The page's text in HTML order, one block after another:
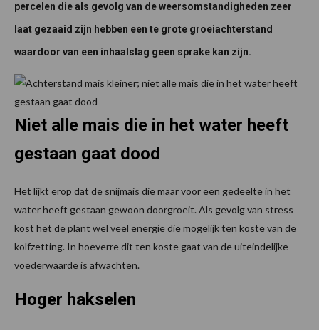
percelen die als gevolg van de weersomstandigheden zeer
laat gezaaid zijn hebben een te grote groeiachterstand
waardoor van een inhaalslag geen sprake kan zijn.
Niet alle mais die in het water heeft
gestaan gaat dood
Het lijkt erop dat de snijmais die maar voor een gedeelte in het
water heeft gestaan gewoon doorgroeit. Als gevolg van stress
kost het de plant wel veel energie die mogelijk ten koste van de
kolfzetting. In hoeverre dit ten koste gaat van de uiteindelijke
voederwaarde is afwachten.
Hoger hakselen